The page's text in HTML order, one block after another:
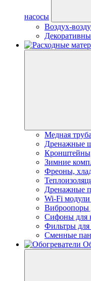
насосы
Воздух-
Медная труба
Дренажные
Зимние
Фреоны,
Дренажные
Wi-Fi модули
Виброопоры
Сифоны для
Фильтры для
Сменные